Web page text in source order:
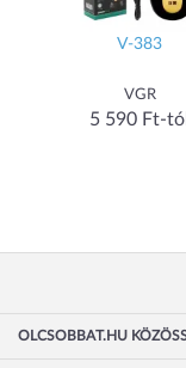
V-383
VGR
5 590 Ft-tól
OLCSOBBAT.HU